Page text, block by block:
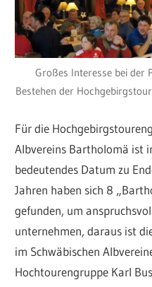
Großes Interesse bei der
Bestehen der
Für die
Albvereins Bartholomä ist
bedeutendes Datum zu
Jahren haben sich 8
gefunden, um
unternehmen, daraus ist
im Schwäbischen
Hochtourengruppe Karl